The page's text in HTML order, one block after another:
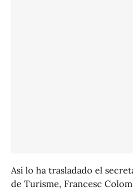
Así lo ha trasladado el
de Turisme, Francesc